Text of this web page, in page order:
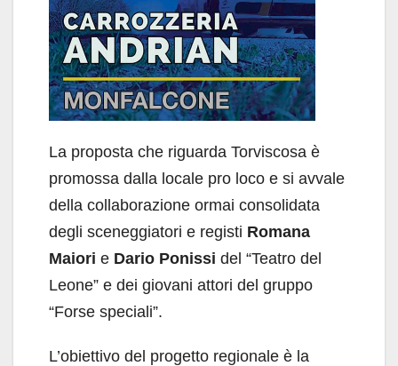
La proposta che riguarda Torviscosa è
promossa dalla locale pro loco e si avvale
della collaborazione ormai consolidata
degli sceneggiatori e registi Romana
Maiori e Dario Ponissi del “Teatro del
Leone” e dei giovani attori del gruppo
“Forse speciali”.
L’obiettivo del progetto regionale è la